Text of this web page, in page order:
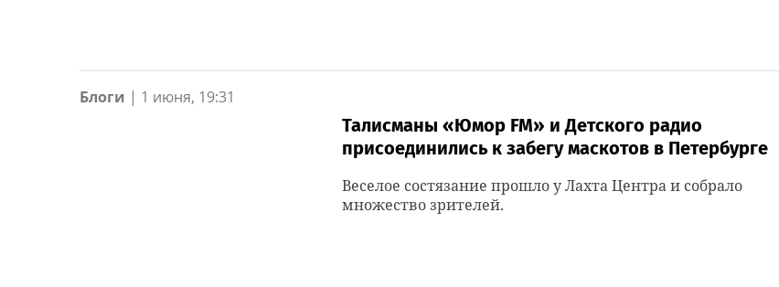
Блоги | 1 июня, 19:31
Талисманы «Юмор FM» и Детского радио
присоединились к забегу маскотов в Петербурге
Веселое состязание прошло у Лахта Центра и собрало
множество зрителей.